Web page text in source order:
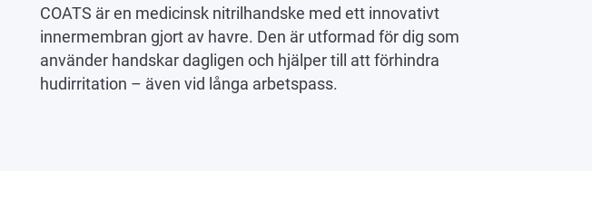
COATS är en medicinsk nitrilhandske med ett innovativt
innermembran gjort av havre. Den är utformad för dig som
använder handskar dagligen och hjälper till att förhindra
hudirritation – även vid långa arbetspass.